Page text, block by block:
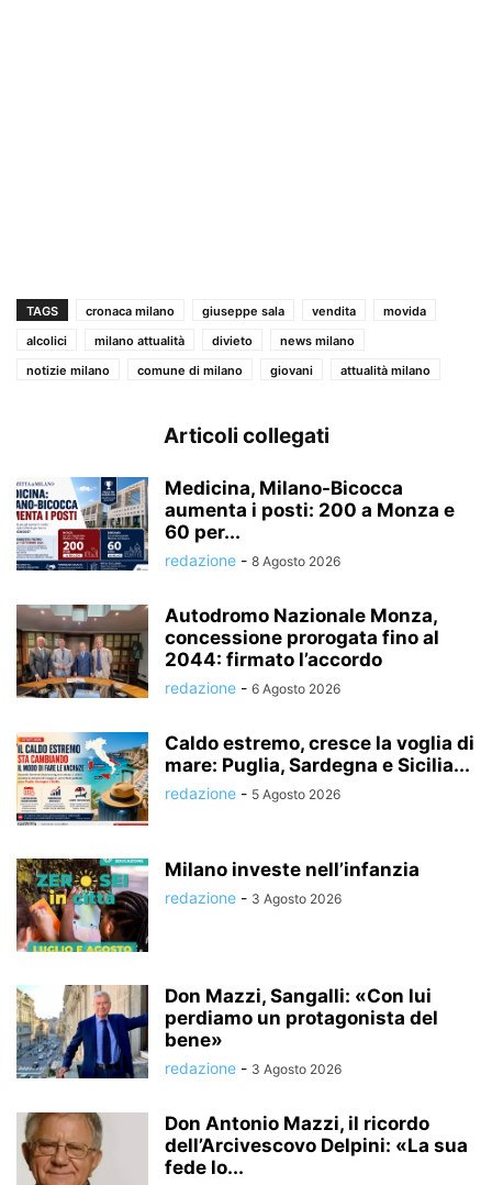
TAGS cronaca milano giuseppe sala vendita
movida
alcolici
milano attualità divieto
news milano
notizie milano
comune di milano giovani attualità milano
Articoli collegati
Medicina, Milano-Bicocca
aumenta i posti: 200 a Monza e
60 per...
redazione - 8 Agosto 2026
Autodromo Nazionale Monza,
concessione prorogata fino al
2044: firmato l’accordo
redazione - 6 Agosto 2026
Caldo estremo, cresce la voglia di
mare: Puglia, Sardegna e Sicilia...
redazione - 5 Agosto 2026
Milano investe nell’infanzia
redazione - 3 Agosto 2026
Don Mazzi, Sangalli: «Con lui
perdiamo un protagonista del
bene»
redazione - 3 Agosto 2026
Don Antonio Mazzi, il ricordo
dell’Arcivescovo Delpini: «La sua
fede lo...